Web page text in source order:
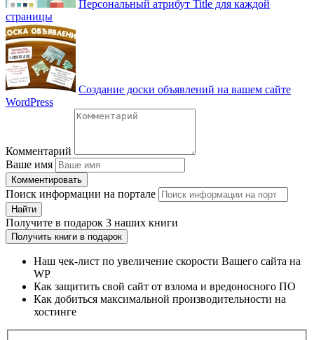
Персональный атрибут Title для каждой
страницы
Создание доски объявлений на вашем сайте
WordPress
Комментарий
Ваше имя
Комментировать
Поиск информации на портале
Найти
Получите в подарок 3 наших книги
Получить книги в подарок
Наш чек-лист по увеличение скорости Вашего сайта на
WP
Как защитить свой сайт от взлома и вредоносного ПО
Как добиться максимальной производительности на
хостинге